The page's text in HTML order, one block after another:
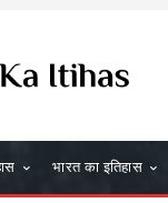
भारत का इतिहास